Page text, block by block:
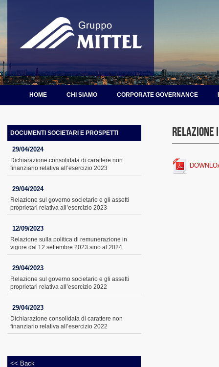
HOME CHI SIAMO CORPORATE GOVERNANCE
DOCUMENTI SOCIETARI E PROSPETTI
29/04/2024
Dichiarazione consolidata di carattere non
finanziario relativa all’esercizio 2023
29/04/2024
Relazione sul governo societario e gli assetti
proprietari relativa all’esercizio 2023
12/09/2023
Relazione sulla politica di remunerazione in
vigore dal 12 settembre 2023 sino al 2024
29/04/2023
Relazione sul governo societario e gli assetti
proprietari relativa all’esercizio 2022
29/04/2023
Dichiarazione consolidata di carattere non
finanziario relativa all’esercizio 2022
<< Back